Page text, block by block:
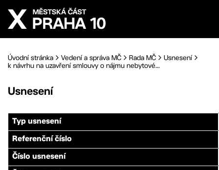
Přejít na hlavní obsah
Úvodní stránka Vedení a správa MČ Rada MČ
Usnesení
k návrhu na uzavření smlouvy o nájmu nebytové...
Usnesení
Typ usnesení
Referenční číslo
Číslo usnesení